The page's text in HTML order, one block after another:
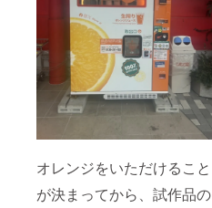
オレンジをいただけること
が決まってから、試作品の